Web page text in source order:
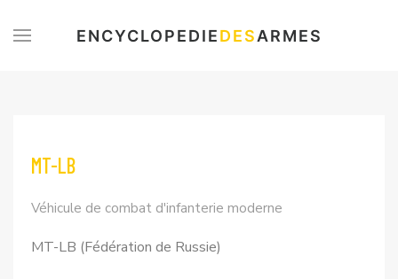
ENCYCLOPEDIEDESARMES
MT-LB
Véhicule de combat d'infanterie moderne
MT-LB (Fédération de Russie)